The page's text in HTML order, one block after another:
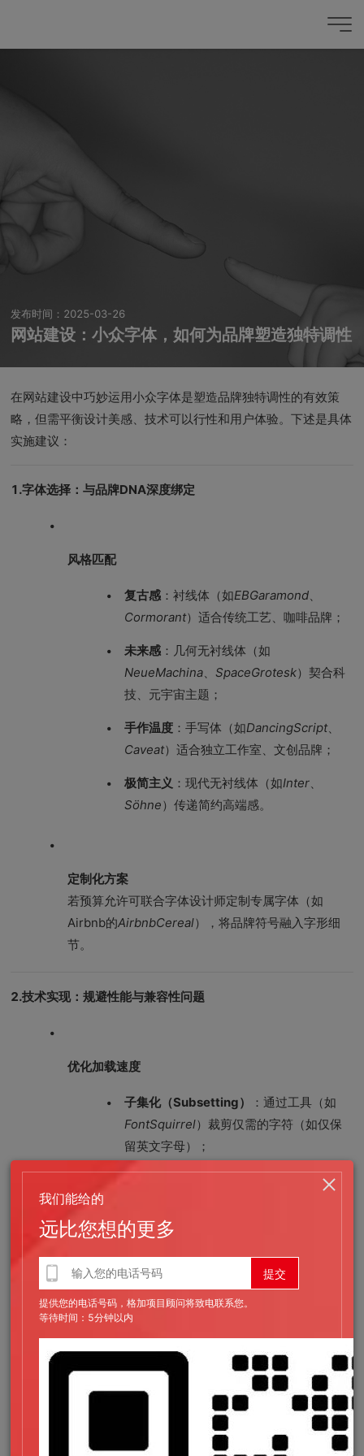
发布时间：2025-03-26
网站建设：小众字体，如何为品牌塑造独特调性
在网站建设中巧妙运用小众字体是塑造品牌独特调性的有效策
略，但需平衡设计美感、技术可以行性和用户体验。下述是具体
实施建议：
1.字体选择：与品牌DNA深度绑定
风格匹配
复古感 ：衬线体（如EBGaramond、
Cormorant）适合传统工艺、咖啡品牌；
未来感 ：几何无衬线体（如
NeueMachina、SpaceGrotesk）契合科
技、元宇宙主题；
手作温度 ：手写体（如DancingScript、
Caveat）适合独立工作室、文创品牌；
极简主义 ：现代无衬线体（如Inter、
Söhne）传递简约高端感。
定制化方案
若预算允许可联合字体设计师定制专属字体（如
Airbnb的AirbnbCereal），将品牌符号融入字形细
节。
2.技术实现：规避性能与兼容性问题
优化加载速度
子集化（Subsetting）
：通过工具（如
FontSquirrel）裁剪仅需的字符（如仅保
留英文字母）；
：相比TTF/OTF，体积
异步加载：使用preload或异步加载字体文
件，避免阻塞渲染。
渐进式加载策略
：通过font-display:swap
确保文字内容优先显示，字体加载后替
系统字体回退 ：设置备用字体栈（如font-
我们能给的
远比您想的更多
提供您的电话号码，格加项目顾问将致电联系您。
等待时间：5分钟以内